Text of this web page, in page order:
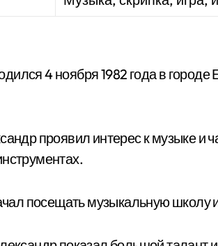
4 ноября 1982 года в
проявил интерес к музыке и
посещать музыкальную школу